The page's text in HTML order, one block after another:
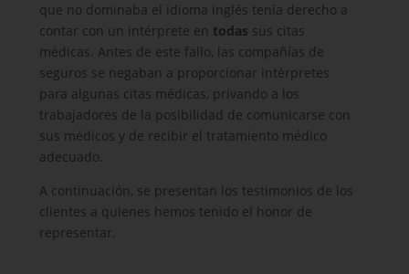
que no dominaba el idioma inglés tenía derecho a
contar con un intérprete en todas sus citas
médicas. Antes de este fallo, las compañías de
seguros se negaban a proporcionar intérpretes
para algunas citas médicas, privando a los
trabajadores de la posibilidad de comunicarse con
sus médicos y de recibir el tratamiento médico
adecuado.
A continuación, se presentan los testimonios de los
clientes a quienes hemos tenido el honor de
representar.